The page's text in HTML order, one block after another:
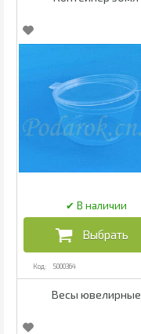
5000364
Весы ювелирные